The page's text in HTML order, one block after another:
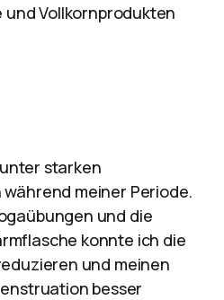
und Vollkornprodukten
starken
meiner Periode.
und die
konnte ich die
und meinen
besser